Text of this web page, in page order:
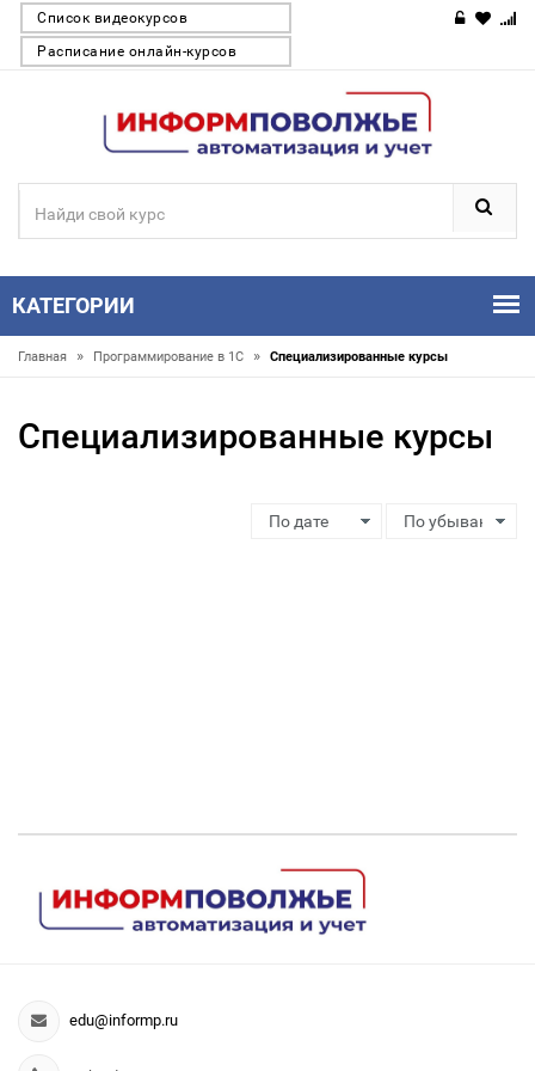
Список видеокурсов
Расписание онлайн-курсов
КАТЕГОРИИ
Главная » Программирование в 1С » Специализированные курсы
Специализированные курсы
edu@informp.ru